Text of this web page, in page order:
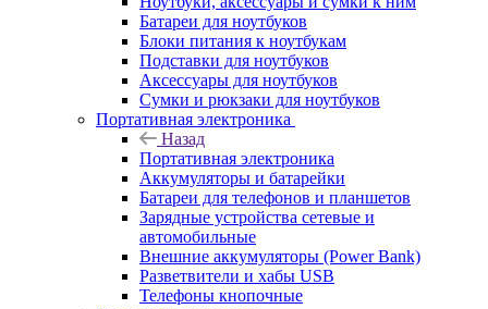
Батареи для ноутбуков
Блоки питания к ноутбукам
Подставки для ноутбуков
Аксессуары для ноутбуков
Сумки и рюкзаки для ноутбуков
Портативная электроника
Назад
Портативная электроника
Аккумуляторы и батарейки
Батареи для телефонов и планшетов
Зарядные устройства сетевые и
автомобильные
Внешние аккумуляторы (Power Bank)
Разветвители и хабы USB
Телефоны кнопочные